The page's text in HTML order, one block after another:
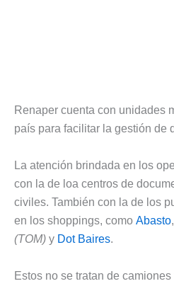
Renaper cuenta con unidades
país para facilitar la gestión de
La atención brindada en los
con la de loa centros de
civiles. También con la de los
en los shoppings, como Abasto,
(TOM) y Dot Baires.
Estos no se tratan de